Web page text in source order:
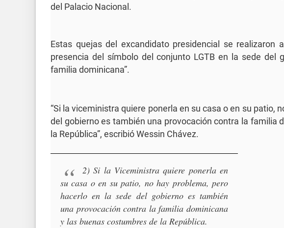
del Palacio Nacional.
Estas quejas del excandidato presidencial se realizaron
presencia del símbolo del conjunto LGTB en la sede del
familia dominicana”.
“Si la viceministra quiere ponerla en su casa o en su patio,
del gobierno es también una provocación contra la familia
la República”, escribió Wessin Chávez.
2) Si la Viceministra quiere ponerla en
su casa o en su patio, no hay problema, pero
hacerlo en la sede del gobierno es también
una provocación contra la familia dominicana
y las buenas costumbres de la República.